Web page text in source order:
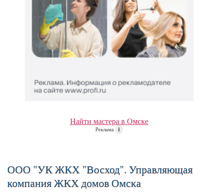
Найти мастера в Омске
Реклама i
ООО "УК ЖКХ "Восход". Управляющая
компания ЖКХ домов Омска